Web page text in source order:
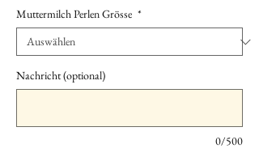
Muttermilch Perlen Grösse *
Nachricht (optional)
0/500